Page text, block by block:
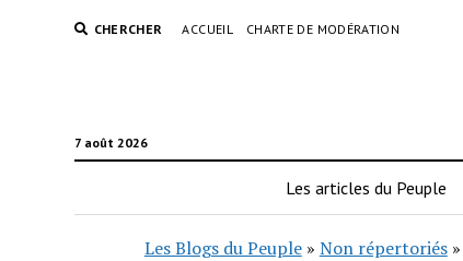
CHERCHER ACCUEIL CHARTE DE MODÉRATION
7 août 2026
Les articles du Peuple
Les Blogs du Peuple» Non répertoriés»